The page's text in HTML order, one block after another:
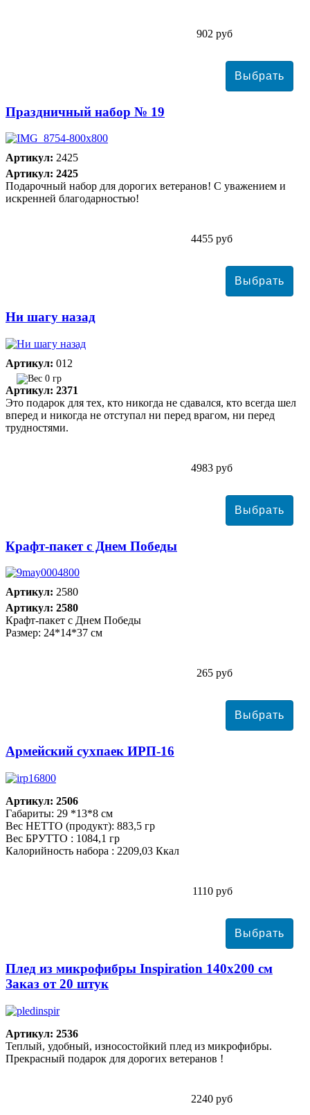
902 руб
Праздничный набор № 19
Артикул: 2425
Артикул: 2425
Подарочный набор для дорогих ветеранов! С уважением и
искренней благодарностью!
4455 руб
Ни шагу назад
Артикул: 012
0 гр
Артикул: 2371
Это подарок для тех, кто никогда не сдавался, кто всегда шел
вперед и никогда не отступал ни перед врагом, ни перед
трудностями.
4983 руб
Крафт-пакет с Днем Победы
Артикул: 2580
Артикул: 2580
Крафт-пакет с Днем Победы
Размер: 24*14*37 см
265 руб
Армейский сухпаек ИРП-16
Артикул: 2506
Габариты: 29 *13*8 см
Вес НЕТТО (продукт): 883,5 гр
Вес БРУТТО : 1084,1 гр
Калорийность набора : 2209,03 Ккал
1110 руб
Плед из микрофибры Inspiration 140х200 см
Заказ от 20 штук
Артикул: 2536
Теплый, удобный, износостойкий плед из микрофибры.
Прекрасный подарок для дорогих ветеранов !
2240 руб